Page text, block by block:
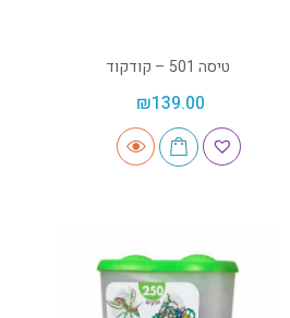
טיסה 501 – קודקוד
₪139.00